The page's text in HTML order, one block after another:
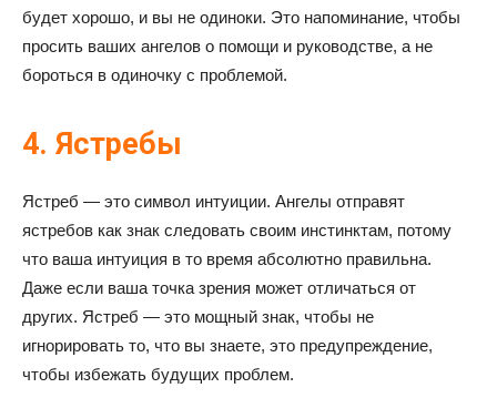
будет хорошо, и вы не одиноки. Это напоминание, чтобы
просить ваших ангелов о помощи и руководстве, а не
бороться в одиночку с проблемой.
4. Ястребы
Ястреб — это символ интуиции. Ангелы отправят
ястребов как знак следовать своим инстинктам, потому
что ваша интуиция в то время абсолютно правильна.
Даже если ваша точка зрения может отличаться от
других. Ястреб — это мощный знак, чтобы не
игнорировать то, что вы знаете, это предупреждение,
чтобы избежать будущих проблем.